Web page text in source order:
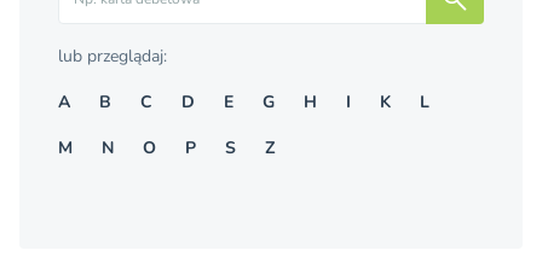
lub przeglądaj:
A
B C D E G H I K
L
M
N O P S Z